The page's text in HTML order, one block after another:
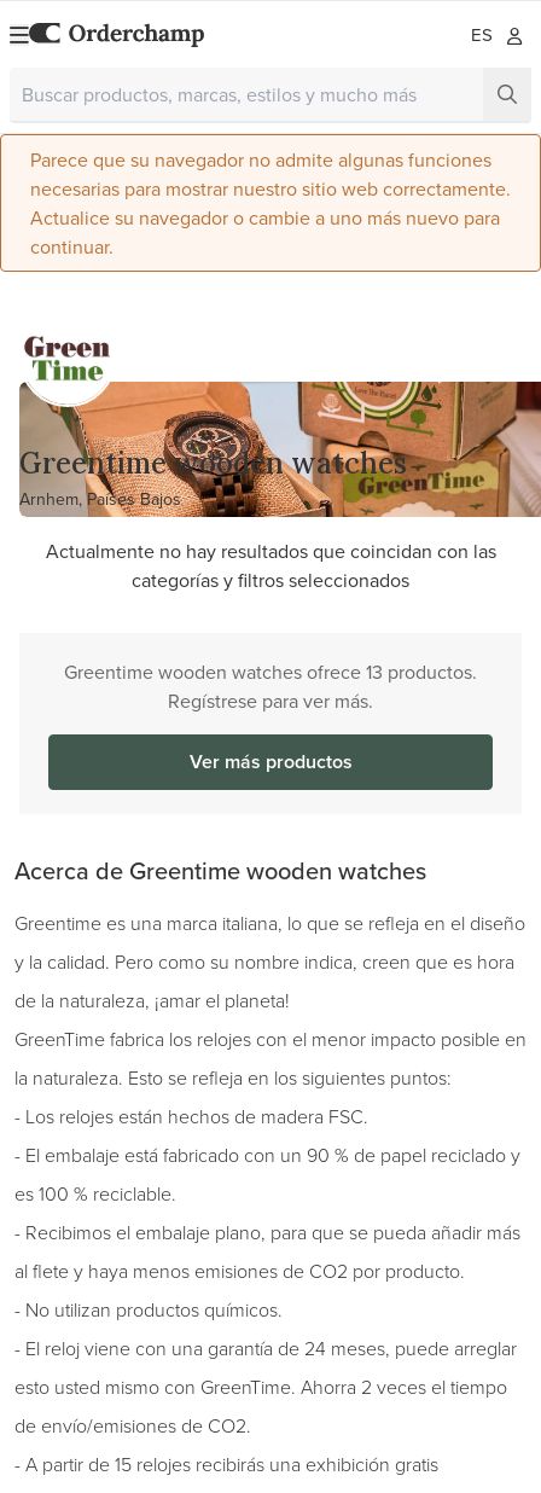
ES
Parece que su navegador no admite algunas funciones
necesarias para mostrar nuestro sitio web correctamente.
Actualice su navegador o cambie a uno más nuevo para
continuar.
Greentime wooden watches
Arnhem, Países Bajos
Actualmente no hay resultados que coincidan con las
categorías y filtros seleccionados
Greentime wooden watches ofrece 13 productos.
Regístrese para ver más.
Ver más productos
Acerca de Greentime wooden watches
Greentime es una marca italiana, lo que se refleja en el diseño
y la calidad. Pero como su nombre indica, creen que es hora
de la naturaleza, ¡amar el planeta!
GreenTime fabrica los relojes con el menor impacto posible en
la naturaleza. Esto se refleja en los siguientes puntos:
- Los relojes están hechos de madera FSC.
- El embalaje está fabricado con un 90 % de papel reciclado y
es 100 % reciclable.
- Recibimos el embalaje plano, para que se pueda añadir más
al flete y haya menos emisiones de CO2 por producto.
- No utilizan productos químicos.
- El reloj viene con una garantía de 24 meses, puede arreglar
esto usted mismo con GreenTime. Ahorra 2 veces el tiempo
de envío/emisiones de CO2.
- A partir de 15 relojes recibirás una exhibición gratis